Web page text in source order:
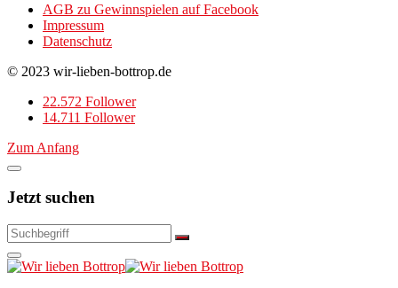
AGB zu Gewinnspielen auf Facebook
Impressum
Datenschutz
© 2023 wir-lieben-bottrop.de
22.572 Follower
14.711 Follower
Zum Anfang
Jetzt suchen